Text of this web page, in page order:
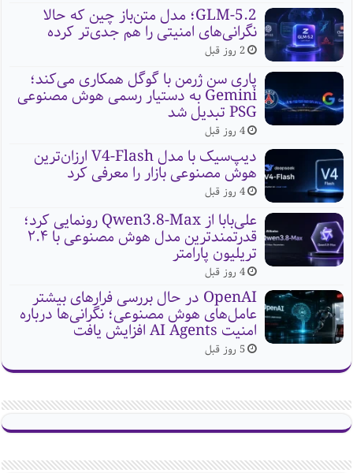
GLM-5.2؛ مدل متن‌باز چین که حالا
نگرانی‌های امنیتی را هم جدی‌تر کرده
2 روز قبل
پاری سن ژرمن با گوگل همکاری می‌کند؛
Gemini به دستیار رسمی هوش مصنوعی
PSG تبدیل شد
4 روز قبل
دیپ‌سیک با مدل V4-Flash ارزان‌ترین
هوش مصنوعی بازار را معرفی کرد
4 روز قبل
علی‌بابا از Qwen3.8-Max رونمایی کرد؛
قدرتمندترین مدل هوش مصنوعی با ۲.۴
تریلیون پارامتر
4 روز قبل
OpenAI در حال بررسی فرارهای بیشتر
عامل‌های هوش مصنوعی؛ نگرانی‌ها درباره
امنیت AI Agents افزایش یافت
5 روز قبل